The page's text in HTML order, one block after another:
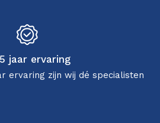
jaar ervaring
ervaring zijn wij dé specialisten